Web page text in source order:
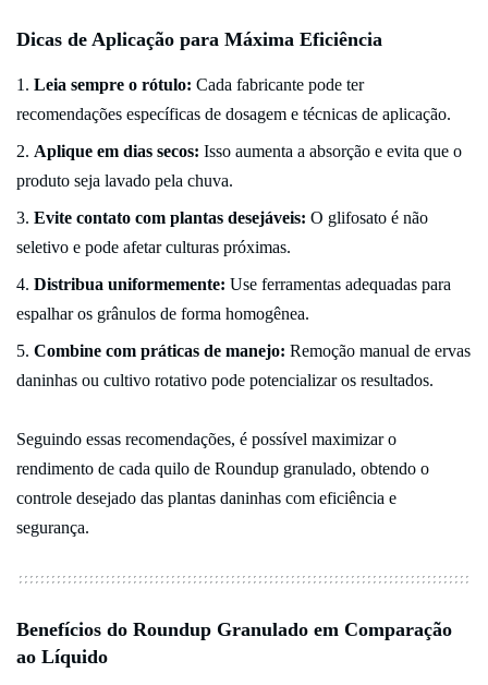
Dicas de Aplicação para Máxima Eficiência
Leia sempre o rótulo: Cada fabricante pode ter
recomendações específicas de dosagem e técnicas de aplicação.
Aplique em dias secos: Isso aumenta a absorção e evita que o
produto seja lavado pela chuva.
Evite contato com plantas desejáveis: O glifosato é não
seletivo e pode afetar culturas próximas.
Distribua uniformemente: Use ferramentas adequadas para
espalhar os grânulos de forma homogênea.
Combine com práticas de manejo: Remoção manual de ervas
daninhas ou cultivo rotativo pode potencializar os resultados.
Seguindo essas recomendações, é possível maximizar o
rendimento de cada quilo de Roundup granulado, obtendo o
controle desejado das plantas daninhas com eficiência e
segurança.
Benefícios do Roundup Granulado em Comparação
ao Líquido